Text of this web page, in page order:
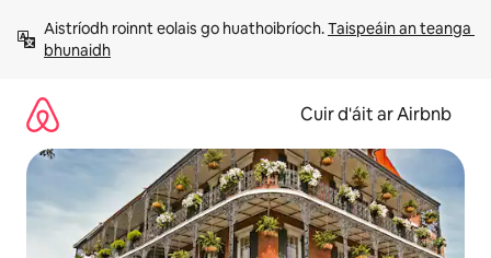
chuig
ábhar
Aistríodh roinnt eolais go huathoibríoch. Taispeáin an teanga
bhunaidh
Cuir d'áit ar Airbnb